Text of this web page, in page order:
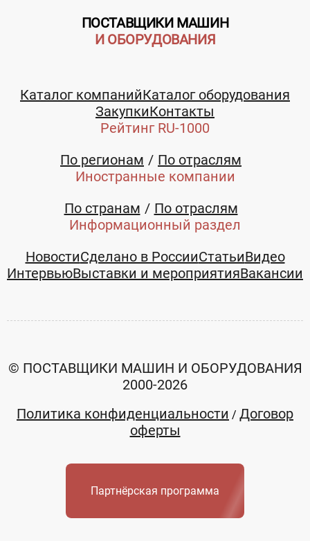
ПОСТАВЩИКИ МАШИН
И ОБОРУДОВАНИЯ
Каталог компанийКаталог оборудования
ЗакупкиКонтакты
Рейтинг RU-1000
По регионам
По отраслям
Иностранные компании
По странам
По отраслям
Информационный раздел
НовостиСделано в РоссииСтатьиВидео
ИнтервьюВыставки и мероприятияВакансии
© ПОСТАВЩИКИ МАШИН И ОБОРУДОВАНИЯ
2000-2026
Политика конфиденциальности / Договор
оферты
Партнёрская программа